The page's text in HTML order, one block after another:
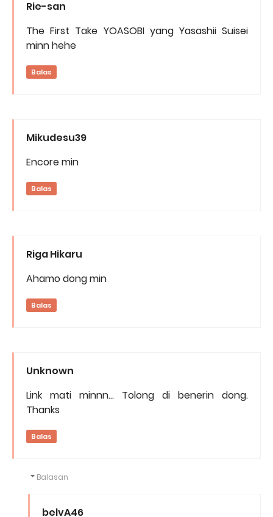
Rie-san
The First Take YOASOBI yang Yasashii Suisei
minn hehe
Balas
Mikudesu39
Encore min
Balas
Riga Hikaru
Ahamo dong min
Balas
Unknown
Link mati minnn... Tolong di benerin dong.
Thanks
Balas
Balasan
belvA46